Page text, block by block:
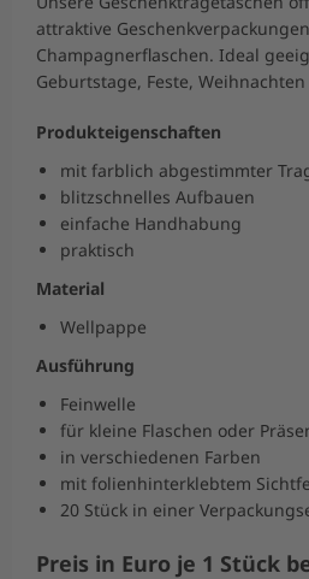
attraktive
Champagnerflaschen. Ideal
Geburtstage, Feste, Weihnachten
Produkteigenschaften
mit farblich abgestimmter
blitzschnelles Aufbauen
einfache Handhabung
praktisch
Material
Wellpappe
Ausführung
Feinwelle
für kleine Flaschen oder
in verschiedenen Farben
mit folienhinterklebtem
20 Stück in einer
Preis in Euro je 1 Stück